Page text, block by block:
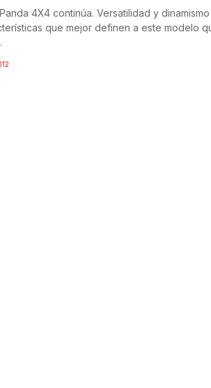
4X4 continúa. Versatilidad y
que mejor definen a este modelo